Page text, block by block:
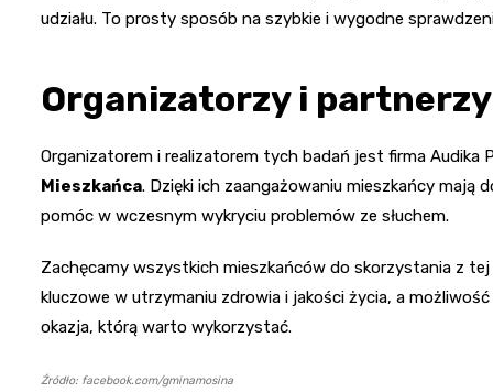
udziału. To prosty sposób na szybkie i wygodne
Organizatorzy i partnerzy
Organizatorem i realizatorem tych badań jest firma Audika
Mieszkańca. Dzięki ich zaangażowaniu mieszkańcy
pomóc w wczesnym wykryciu problemów ze słuchem.
Zachęcamy wszystkich mieszkańców do skorzystania z
kluczowe w utrzymaniu zdrowia i jakości życia, a
okazja, którą warto wykorzystać.
Źródło: facebook.com/gminamosina